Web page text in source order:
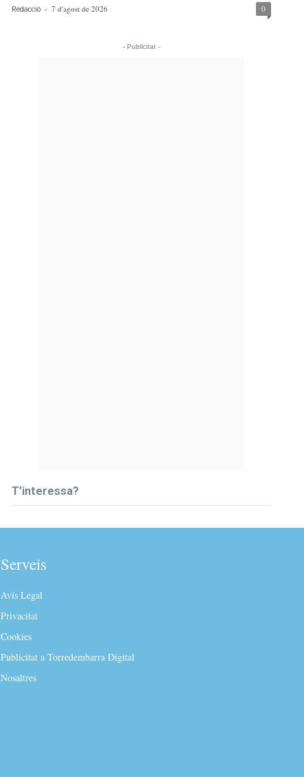
Redacció - 7 d'agost de 2026 0
- Publicitat -
T’interessa?
Serveis
Avís Legal
Privacitat
Cookies
Publicitat a Torredembarra Digital
Nosaltres